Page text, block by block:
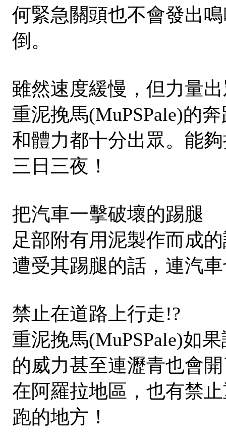
何緊急關頭也不會發出
倒。
雖然速度緩慢，但力量
重泥挽馬(MuPSPale)的
和體力都十分出眾。能
三日三夜！
把汽車一擊破壞的踢腿
足部附有用泥製作而成
遭受其踢腿的話，連汽
禁止在道路上行走!?
重泥挽馬(MuPSPale)如
的威力甚至連瀝青也會
在阿羅拉地區，也有禁
跑的地方！